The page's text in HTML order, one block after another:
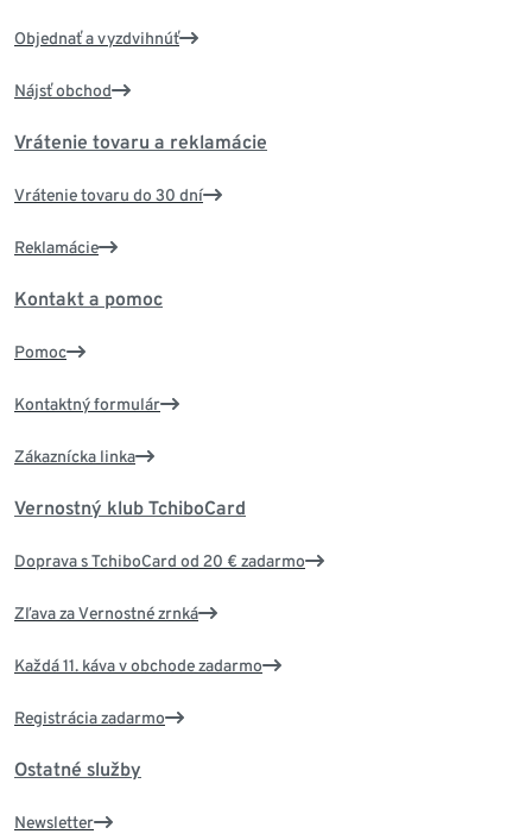
Objednať a vyzdvihnúť
Nájsť obchod
Vrátenie tovaru a reklamácie
Vrátenie tovaru do 30 dní
Reklamácie
Kontakt a pomoc
Pomoc
Kontaktný formulár
Zákaznícka linka
Vernostný klub TchiboCard
Doprava s TchiboCard od 20 € zadarmo
Zľava za Vernostné zrnká
Každá 11. káva v obchode zadarmo
Registrácia zadarmo
Ostatné služby
Newsletter